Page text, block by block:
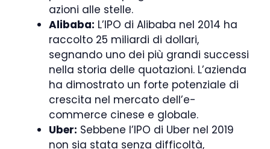
azioni alle stelle.
Alibaba: L’IPO di Alibaba nel 2014 ha
raccolto 25 miliardi di dollari,
segnando uno dei più grandi successi
nella storia delle quotazioni. L’azienda
ha dimostrato un forte potenziale di
crescita nel mercato dell’e-
commerce cinese e globale.
Uber: Sebbene l’IPO di Uber nel 2019
non sia stata senza difficoltà,